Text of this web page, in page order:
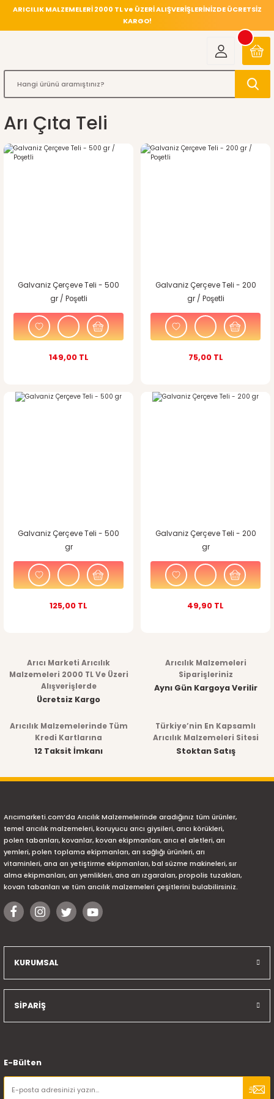
ARICILIK MALZEMELERİ 2000 TL ve ÜZERİ ALIŞVERİŞLERİNİZDE ÜCRETSİZ
KARGO!
Arı Çıta Teli
Galvaniz Çerçeve Teli - 500
gr / Poşetli
149,00 TL
Galvaniz Çerçeve Teli - 200
gr / Poşetli
75,00 TL
Galvaniz Çerçeve Teli - 500
gr
125,00 TL
Galvaniz Çerçeve Teli - 200
gr
49,90 TL
Arıcı Marketi Arıcılık
Malzemeleri 2000 TL Ve Üzeri
Alışverişlerde
Ücretsiz Kargo
Arıcılık Malzemeleri
Siparişleriniz
Aynı Gün Kargoya Verilir
Arıcılık Malzemelerinde Tüm
Kredi Kartlarına
12 Taksit İmkanı
Türkiye’nin En Kapsamlı
Arıcılık Malzemeleri Sitesi
Stoktan Satış
Arıcımarketi.com’da Arıcılık Malzemelerinde aradığınız tüm ürünler,
temel arıcılık malzemeleri, koruyucu arıcı giysileri, arıcı körükleri,
polen tabanları, kovanlar, kovan ekipmanları, arıcı el aletleri, arı
yemleri, polen toplama ekipmanları, arı sağlığı ürünleri, arı
vitaminleri, ana arı yetiştirme ekipmanları, bal süzme makineleri, sır
alma ekipmanları, arı yemlikleri, ana arı ızgaraları, propolis tuzakları,
kovan tabanları ve tüm arıcılık malzemeleri çeşitlerini bulabilirsiniz.
KURUMSAL
SİPARİŞ
E-Bülten